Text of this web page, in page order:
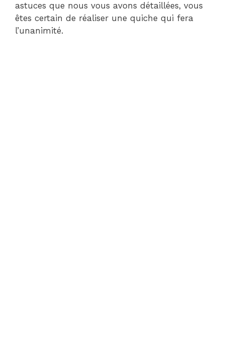
astuces que nous vous avons détaillées, vous
êtes certain de réaliser une quiche qui fera
l’unanimité.